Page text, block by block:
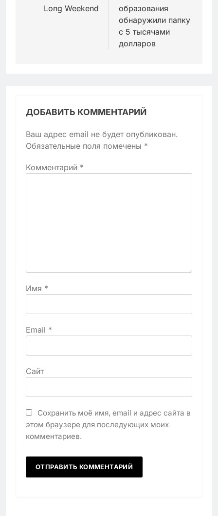
Long Weekend
образования
обнаружили папку
с 5 тысячами
долларов
ДОБАВИТЬ КОММЕНТАРИЙ
Ваш адрес email не будет опубликован.
Обязательные поля помечены *
Комментарий *
Имя *
Email *
Сайт
Сохранить моё имя, email и адрес сайта в
этом браузере для последующих моих
комментариев.